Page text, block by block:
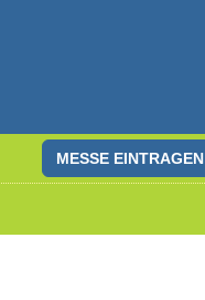
MESSE EINTRAGEN